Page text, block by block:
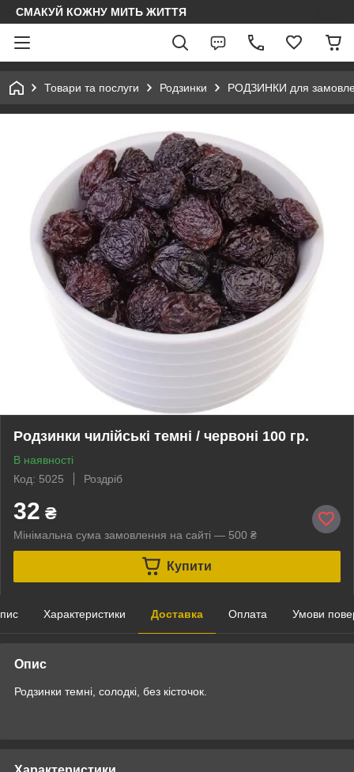
СМАКУЙ КОЖНУ МИТЬ ЖИТТЯ
Товари та послуги Родзинки РОДЗИНКИ для
Родзинки чилійські темні / червоні 100 гр.
В наявності
Код: 5025
Роздріб
32 ₴
Мінімальна сума замовлення на сайті — 500 ₴
Купити
Характеристики Доставка Оплата Умови
Опис
Родзинки темні, солодкі, без кісточок.